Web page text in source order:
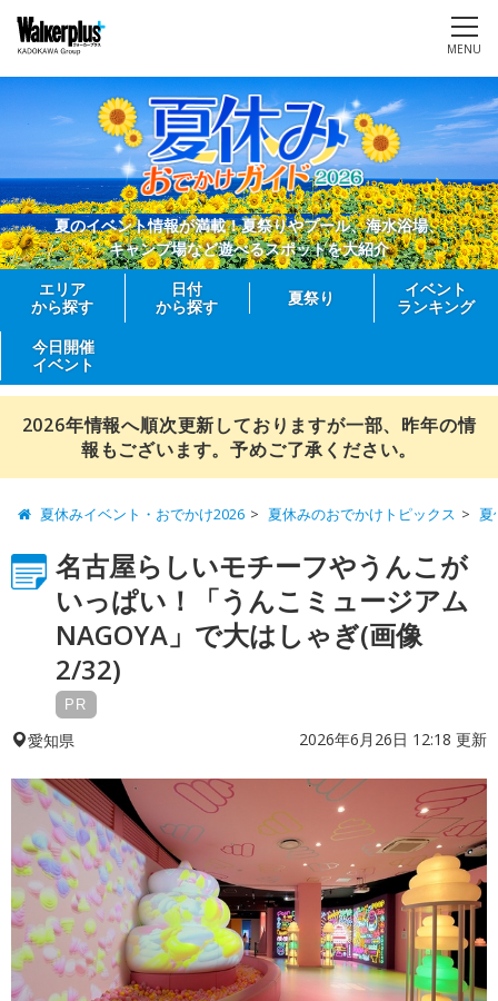
MENU
夏のイベント情報が満載！夏祭りやプール、海水浴場、
キャンプ場など遊べるスポットを大紹介
エリア
から探す
日付
から探す
夏祭り
イベント
ランキング
今日開催
イベント
2026年情報へ順次更新しておりますが一部、昨年の情
報もございます。予めご了承ください。
夏休みイベント・おでかけ2026 夏休みのおでかけトピックス 夏
名古屋らしいモチーフやうんこが
いっぱい！「うんこミュージアム
NAGOYA」で大はしゃぎ(画像
2/32)
PR
愛知県 2026年6月26日 12:18 更新